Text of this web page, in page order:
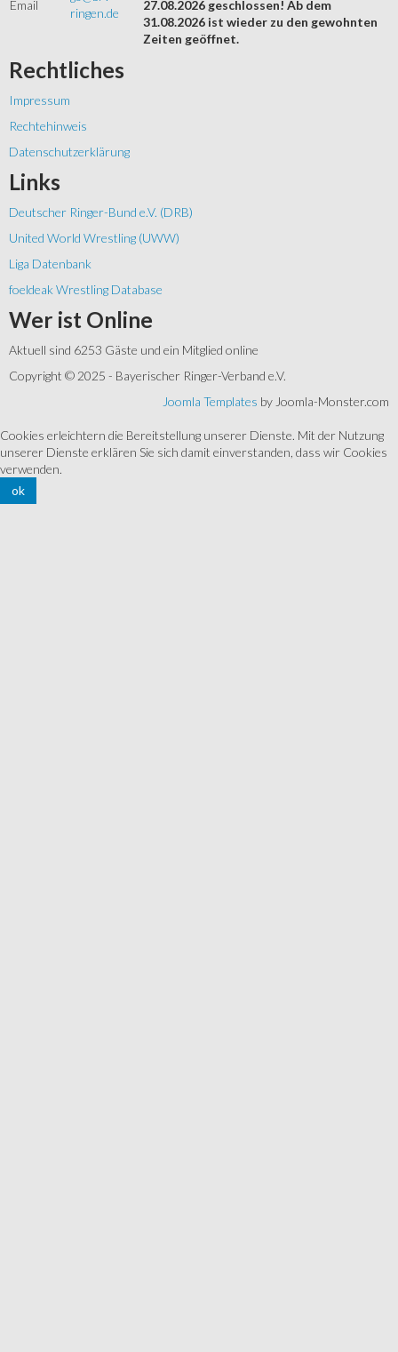
Email
ringen.de
27.08.2026 geschlossen! Ab dem
31.08.2026 ist wieder zu den gewohnten
Zeiten geöffnet.
Rechtliches
Impressum
Rechtehinweis
Datenschutzerklärung
Links
Deutscher Ringer-Bund e.V. (DRB)
United World Wrestling (UWW)
Liga Datenbank
foeldeak Wrestling Database
Wer ist Online
Aktuell sind 6253 Gäste und ein Mitglied online
Copyright © 2025 - Bayerischer Ringer-Verband e.V.
Joomla Templates by Joomla-Monster.com
Cookies erleichtern die Bereitstellung unserer Dienste. Mit der Nutzung
unserer Dienste erklären Sie sich damit einverstanden, dass wir Cookies
verwenden.
ok